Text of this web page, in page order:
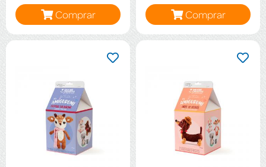
Comprar
Comprar